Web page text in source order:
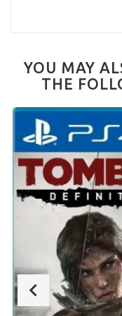
YOU MAY
THE